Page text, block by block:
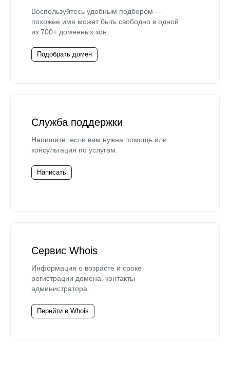
Воспользуйтесь удобным подбором —
похожее имя может быть свободно в одной
из 700+ доменных зон.
Подобрать домен
Служба поддержки
Напишите, если вам нужна помощь или
консультация по услугам.
Написать
Сервис Whois
Информация о возрасте и сроке
регистрации домена, контакты
администратора.
Перейти в Whois